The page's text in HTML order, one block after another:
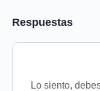
Respuestas
Lo siento,